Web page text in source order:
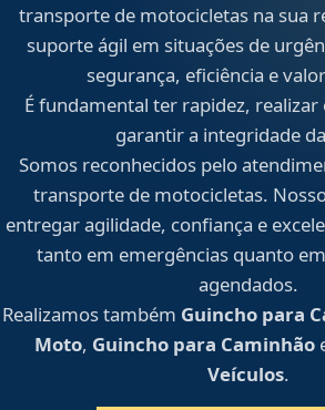
transporte de motocicletas na sua
suporte ágil em situações de
segurança, eficiência e
É fundamental ter rapidez,
garantir a integridade
Somos reconhecidos pelo
transporte de motocicletas.
entregar agilidade, confiança e
tanto em emergências quanto
agendados.
Realizamos também Guincho para
Moto, Guincho para Caminhão
Veículos.